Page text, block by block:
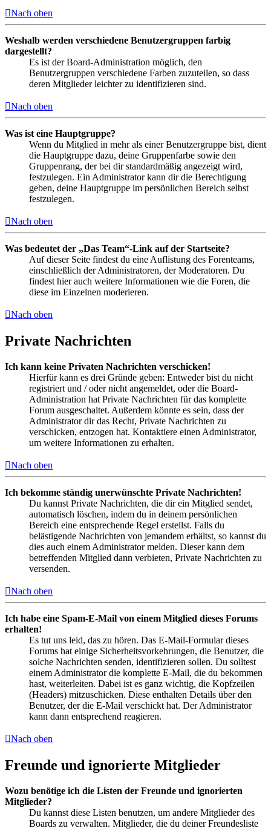
Nach oben
Weshalb werden verschiedene Benutzergruppen farbig
dargestellt?
Es ist der Board-Administration möglich, den
Benutzergruppen verschiedene Farben zuzuteilen, so dass
deren Mitglieder leichter zu identifizieren sind.
Nach oben
Was ist eine Hauptgruppe?
Wenn du Mitglied in mehr als einer Benutzergruppe bist, dient
die Hauptgruppe dazu, deine Gruppenfarbe sowie den
Gruppenrang, der bei dir standardmäßig angezeigt wird,
festzulegen. Ein Administrator kann dir die Berechtigung
geben, deine Hauptgruppe im persönlichen Bereich selbst
festzulegen.
Nach oben
Was bedeutet der „Das Team“-Link auf der Startseite?
Auf dieser Seite findest du eine Auflistung des Forenteams,
einschließlich der Administratoren, der Moderatoren. Du
findest hier auch weitere Informationen wie die Foren, die
diese im Einzelnen moderieren.
Nach oben
Private Nachrichten
Ich kann keine Privaten Nachrichten verschicken!
Hierfür kann es drei Gründe geben: Entweder bist du nicht
registriert und / oder nicht angemeldet, oder die Board-
Administration hat Private Nachrichten für das komplette
Forum ausgeschaltet. Außerdem könnte es sein, dass der
Administrator dir das Recht, Private Nachrichten zu
verschicken, entzogen hat. Kontaktiere einen Administrator,
um weitere Informationen zu erhalten.
Nach oben
Ich bekomme ständig unerwünschte Private Nachrichten!
Du kannst Private Nachrichten, die dir ein Mitglied sendet,
automatisch löschen, indem du in deinem persönlichen
Bereich eine entsprechende Regel erstellst. Falls du
belästigende Nachrichten von jemandem erhältst, so kannst du
dies auch einem Administrator melden. Dieser kann dem
betreffenden Mitglied dann verbieten, Private Nachrichten zu
versenden.
Nach oben
Ich habe eine Spam-E-Mail von einem Mitglied dieses Forums
erhalten!
Es tut uns leid, das zu hören. Das E-Mail-Formular dieses
Forums hat einige Sicherheitsvorkehrungen, die Benutzer, die
solche Nachrichten senden, identifizieren sollen. Du solltest
einem Administrator die komplette E-Mail, die du bekommen
hast, weiterleiten. Dabei ist es ganz wichtig, die Kopfzeilen
(Headers) mitzuschicken. Diese enthalten Details über den
Benutzer, der die E-Mail verschickt hat. Der Administrator
kann dann entsprechend reagieren.
Nach oben
Freunde und ignorierte Mitglieder
Wozu benötige ich die Listen der Freunde und ignorierten
Mitglieder?
Du kannst diese Listen benutzen, um andere Mitglieder des
Boards zu verwalten. Mitglieder, die du deiner Freundesliste